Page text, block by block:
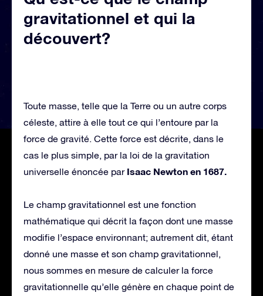
gravitationnel et qui la
découvert?
Toute masse, telle que la Terre ou un autre corps
céleste, attire à elle tout ce qui l’entoure par la
force de gravité. Cette force est décrite, dans le
cas le plus simple, par la loi de la gravitation
universelle énoncée parIsaac Newton en 1687.
Le champ gravitationnel est une fonction
mathématique qui décrit la façon dont une masse
modifie l’espace environnant; autrement dit, étant
donné une masse et son champ gravitationnel,
nous sommes en mesure de calculer la force
gravitationnelle qu’elle génère en chaque point de